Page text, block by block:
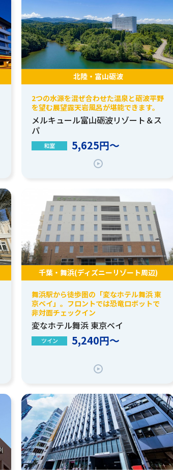
北陸・富山砺波
2つの水源を混ぜ合わせた温泉と砺波平野
を望む展望露天岩風呂が堪能できます。
メルキュール富山砺波リゾート＆ス
パ
和室 5,625円～
千葉・舞浜(ディズニーリゾート周辺)
舞浜駅から徒歩圏の「変なホテル舞浜 東
京ベイ」。フロントでは恐竜ロボットで
非対面チェックイン
変なホテル舞浜 東京ベイ
ツイン 5,240円～